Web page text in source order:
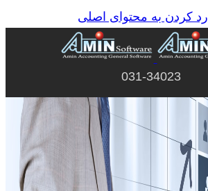
رد کردن به محتوای اصلی
031-34023